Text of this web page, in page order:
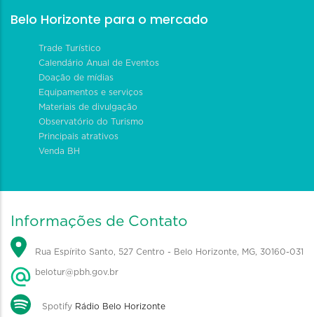
Belo Horizonte para o mercado
Trade Turístico
Calendário Anual de Eventos
Doação de mídias
Equipamentos e serviços
Materiais de divulgação
Observatório do Turismo
Principais atrativos
Venda BH
Informações de Contato
Rua Espírito Santo, 527 Centro - Belo Horizonte, MG, 30160-031
belotur@pbh.gov.br
Spotify Rádio Belo Horizonte